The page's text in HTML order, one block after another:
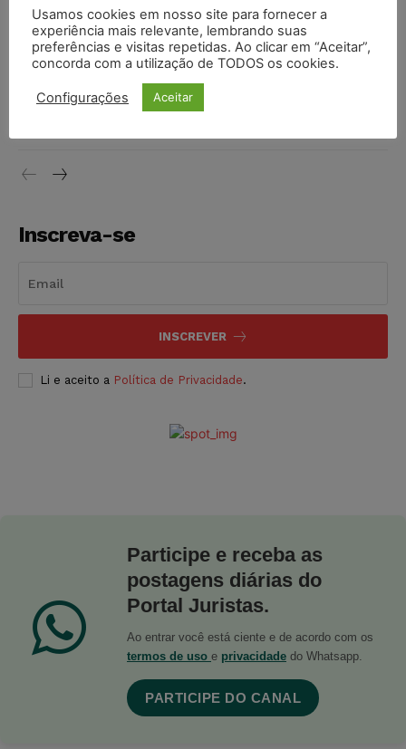
níveis
DIREITO TRIBUTÁRIO 07/08/2026
Justiça do Trabalho mantém justa causa de empregado que
vendia canetas emagrecedoras no local de trabalho
Inscreva-se
INSCREVER
Li e aceito a Política de Privacidade.
Participe e receba as
postagens diárias do
Portal Juristas.
Ao entrar você está ciente e de acordo com os
termos de uso e privacidade do Whatsapp.
PARTICIPE DO CANAL
Usamos cookies em nosso site para fornecer a
experiência mais relevante, lembrando suas
preferências e visitas repetidas. Ao clicar em “Aceitar”,
concorda com a utilização de TODOS os cookies.
Configurações Aceitar